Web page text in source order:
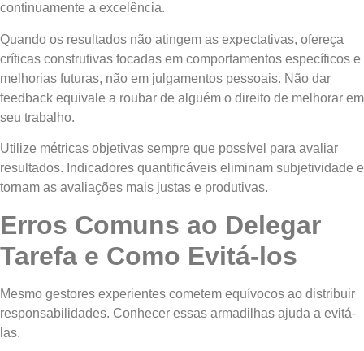
continuamente a excelência.
Quando os resultados não atingem as expectativas, ofereça
críticas construtivas focadas em comportamentos específicos e
melhorias futuras, não em julgamentos pessoais. Não dar
feedback equivale a roubar de alguém o direito de melhorar em
seu trabalho.
Utilize métricas objetivas sempre que possível para avaliar
resultados. Indicadores quantificáveis eliminam subjetividade e
tornam as avaliações mais justas e produtivas.
Erros Comuns ao Delegar
Tarefa e Como Evitá-los
Mesmo gestores experientes cometem equívocos ao distribuir
responsabilidades. Conhecer essas armadilhas ajuda a evitá-
las.